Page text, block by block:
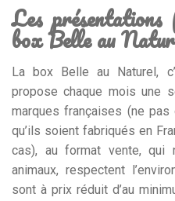
Les
box Belle au
La box Belle au Naturel,
propose chaque mois une
marques françaises (ne
qu’ils soient fabriqués en
cas), au format vente,
animaux, respectent
sont à prix réduit d’au